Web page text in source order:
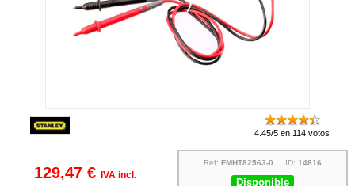
4.45/5 en 114 votos
129,47 €IVA incl.
Ref: FMHT82563-0 ID: 14816
Disponible